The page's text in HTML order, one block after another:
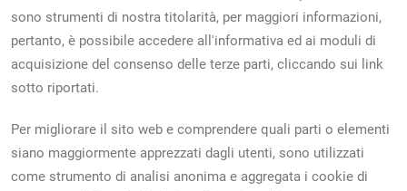
sono strumenti di nostra titolarità, per maggiori informazioni,
pertanto, è possibile accedere all'informativa ed ai moduli di
acquisizione del consenso delle terze parti, cliccando sui link
sotto riportati.
Per migliorare il sito web e comprendere quali parti o elementi
siano maggiormente apprezzati dagli utenti, sono utilizzati
come strumento di analisi anonima e aggregata i cookie di